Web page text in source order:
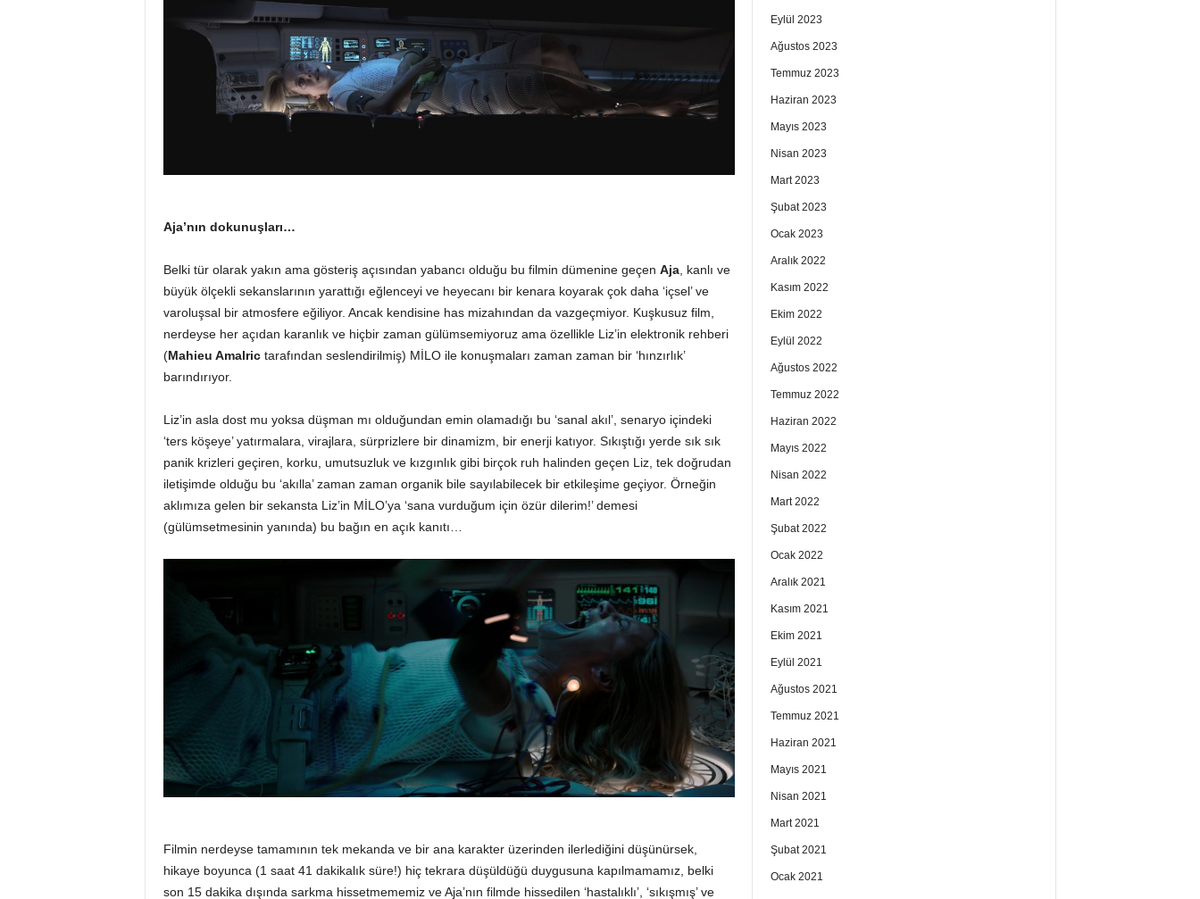
Aja’nın dokunuşları…
Belki tür olarak yakın ama gösteriş açısından yabancı olduğu bu filmin dümenine geçen Aja, kanlı ve
büyük ölçekli sekanslarının yarattığı eğlenceyi ve heyecanı bir kenara koyarak çok daha ‘içsel’ ve
varoluşsal bir atmosfere eğiliyor. Ancak kendisine has mizahından da vazgeçmiyor. Kuşkusuz film,
nerdeyse her açıdan karanlık ve hiçbir zaman gülümsemiyoruz ama özellikle Liz’in elektronik rehberi
(Mahieu Amalric tarafından seslendirilmiş) MİLO ile konuşmaları zaman zaman bir ‘hınzırlık’
barındırıyor.
Liz’in asla dost mu yoksa düşman mı olduğundan emin olamadığı bu ‘sanal akıl’, senaryo içindeki
‘ters köşeye’ yatırmalara, virajlara, sürprizlere bir dinamizm, bir enerji katıyor. Sıkıştığı yerde sık sık
panik krizleri geçiren, korku, umutsuzluk ve kızgınlık gibi birçok ruh halinden geçen Liz, tek doğrudan
iletişimde olduğu bu ‘akılla’ zaman zaman organik bile sayılabilecek bir etkileşime geçiyor. Örneğin
aklımıza gelen bir sekansta Liz’in MİLO’ya ‘sana vurduğum için özür dilerim!’ demesi
(gülümsetmesinin yanında) bu bağın en açık kanıtı…
Filmin nerdeyse tamamının tek mekanda ve bir ana karakter üzerinden ilerlediğini düşünürsek,
hikaye boyunca (1 saat 41 dakikalık süre!) hiç tekrara düşüldüğü duygusuna kapılmamamız, belki
son 15 dakika dışında sarkma hissetmememiz ve Aja’nın filmde hissedilen ‘hastalıklı’, ‘sıkışmış’ ve
Eylül 2023
Ağustos 2023
Temmuz 2023
Haziran 2023
Mayıs 2023
Nisan 2023
Mart 2023
Şubat 2023
Ocak 2023
Aralık 2022
Kasım 2022
Ekim 2022
Eylül 2022
Ağustos 2022
Temmuz 2022
Haziran 2022
Mayıs 2022
Nisan 2022
Mart 2022
Şubat 2022
Ocak 2022
Aralık 2021
Kasım 2021
Ekim 2021
Eylül 2021
Ağustos 2021
Temmuz 2021
Haziran 2021
Mayıs 2021
Nisan 2021
Mart 2021
Şubat 2021
Ocak 2021